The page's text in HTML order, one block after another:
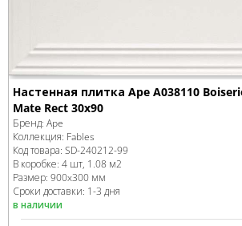
Настенная плитка Ape A038110
Mate Rect 30x90
Бренд: Ape
Коллекция: Fables
Код товара: SD-240212-99
В коробке: 4 шт, 1.08 м2
Размер: 900x300 мм
Сроки доставки: 1-3 дня
в наличии